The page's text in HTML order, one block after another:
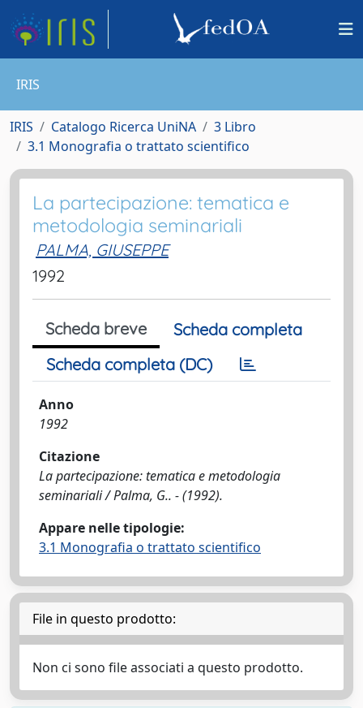
IRIS
IRIS Catalogo Ricerca UniNA
3 Libro
3.1 Monografia o trattato scientifico
La partecipazione: tematica e
metodologia seminariali
PALMA, GIUSEPPE
1992
Scheda breve
Scheda completa
Scheda completa (DC)
Anno
1992
Citazione
La partecipazione: tematica e metodologia
seminariali / Palma, G.. - (1992).
Appare nelle tipologie:
3.1 Monografia o trattato scientifico
File in questo prodotto:
Non ci sono file associati a questo prodotto.